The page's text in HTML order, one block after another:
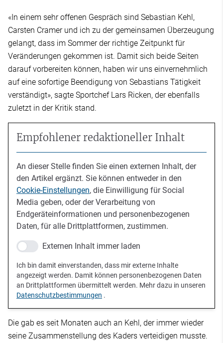
«In einem sehr offenen Gespräch sind Sebastian Kehl,
Carsten Cramer und ich zu der gemeinsamen Überzeugung
gelangt, dass im Sommer der richtige Zeitpunkt für
Veränderungen gekommen ist. Damit sich beide Seiten
darauf vorbereiten können, haben wir uns einvernehmlich
auf eine sofortige Beendigung von Sebastians Tätigkeit
verständigt», sagte Sportchef Lars Ricken, der ebenfalls
zuletzt in der Kritik stand.
Empfohlener redaktioneller Inhalt
An dieser Stelle finden Sie einen externen Inhalt, der
den Artikel ergänzt. Sie können entweder in den
Cookie-Einstellungen, die Einwilligung für Social
Media geben, oder der Verarbeitung von
Endgeräteinformationen und personenbezogenen
Daten, für alle Drittplattformen, zustimmen.
Externen Inhalt immer laden
Ich bin damit einverstanden, dass mir externe Inhalte
angezeigt werden. Damit können personenbezogenen Daten
an Drittplattformen übermittelt werden. Mehr dazu in unseren
Datenschutzbestimmungen .
Die gab es seit Monaten auch an Kehl, der immer wieder
seine Zusammenstellung des Kaders verteidigen musste.